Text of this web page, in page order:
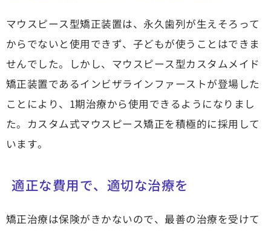
マウスピース型矯正装置は、永久歯列が生えそろって
からでないと使用できず、子どもが使うことはできま
せんでした。しかし、マウスピース型カスタムメイド
矯正装置であるインビザラインファーストが登場した
ことにより、1期治療から使用できるようになりまし
た。カスタム式マウスピース矯正を積極的に採用して
います。
適正な費用で、適切な治療を
矯正治療は保険がきかないので、最善の治療を受けて